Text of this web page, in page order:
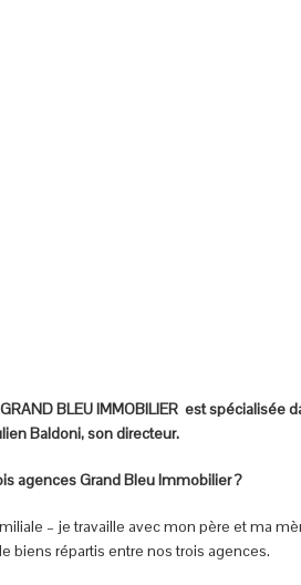
BLEU IMMOBILIER est spécialisée
Baldoni, son directeur.
agences Grand Bleu Immobilier ?
– je travaille avec mon père et ma
biens répartis entre nos trois agences.